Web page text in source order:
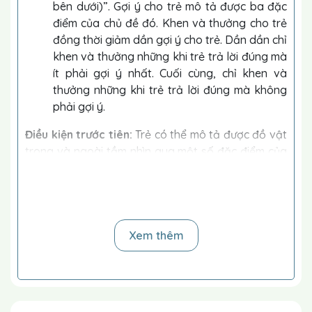
bên dưới)”. Gợi ý cho trẻ mô tả được ba đặc
điểm của chủ đề đó. Khen và thưởng cho trẻ
đồng thời giảm dần gợi ý cho trẻ. Dần dần chỉ
khen và thưởng những khi trẻ trả lời đúng mà
ít phải gợi ý nhất. Cuối cùng, chỉ khen và
thưởng những khi trẻ trả lời đúng mà không
phải gợi ý.
Điều kiện trước tiên:Trẻ có thể mô tả được đồ vật
trong và ngoài tầm nhìn qua một số đặc điểm của
Xem thêm